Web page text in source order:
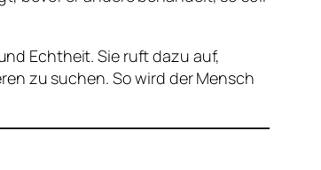
Echtheit. Sie ruft dazu auf,
zu suchen. So wird der Mensch